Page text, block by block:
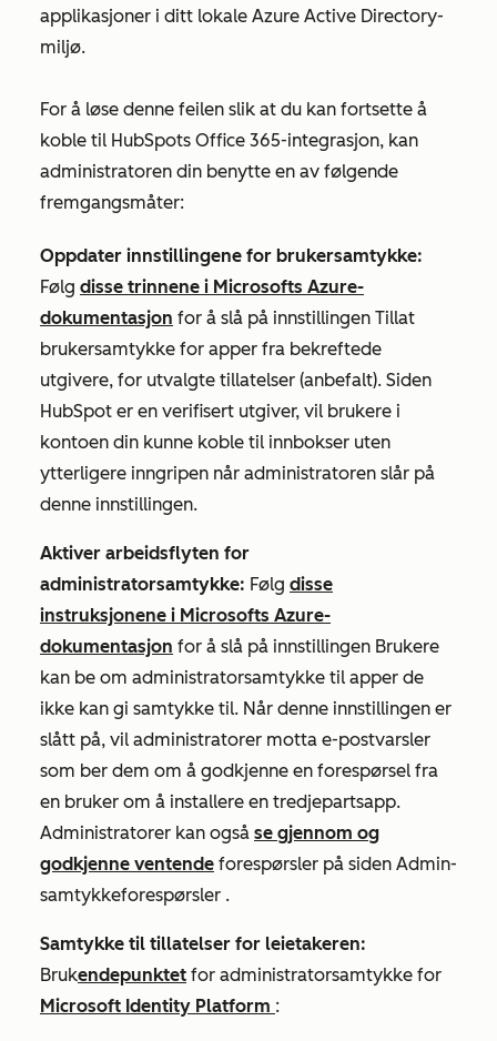
applikasjoner i ditt lokale Azure Active Directory-
miljø.
For å løse denne feilen slik at du kan fortsette å
koble til HubSpots Office 365-integrasjon, kan
administratoren din benytte en av følgende
fremgangsmåter:
Oppdater innstillingene for brukersamtykke:
Følg disse trinnene i Microsofts Azure-
dokumentasjon for å slå på innstillingen Tillat
brukersamtykke for apper fra bekreftede
utgivere, for utvalgte tillatelser (anbefalt). Siden
HubSpot er en verifisert utgiver, vil brukere i
kontoen din kunne koble til innbokser uten
ytterligere inngripen når administratoren slår på
denne innstillingen.
Aktiver arbeidsflyten for
administratorsamtykke: Følg disse
instruksjonene i Microsofts Azure-
dokumentasjon for å slå på innstillingen Brukere
kan be om administratorsamtykke til apper de
ikke kan gi samtykke til. Når denne innstillingen er
slått på, vil administratorer motta e-postvarsler
som ber dem om å godkjenne en forespørsel fra
en bruker om å installere en tredjepartsapp.
Administratorer kan også se gjennom og
godkjenne ventende forespørsler på siden Admin-
samtykkeforespørsler .
Samtykke til tillatelser for leietakeren:
Brukendepunktet for administratorsamtykke for
Microsoft Identity Platform :